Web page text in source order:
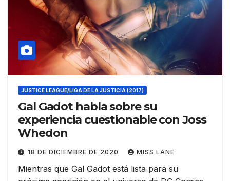
JUSTICE LEAGUE/LIGA DE LA JUSTICIA (2017)
Gal Gadot habla sobre su
experiencia cuestionable con Joss
Whedon
18 DE DICIEMBRE DE 2020 MISS LANE
Mientras que Gal Gadot está lista para su